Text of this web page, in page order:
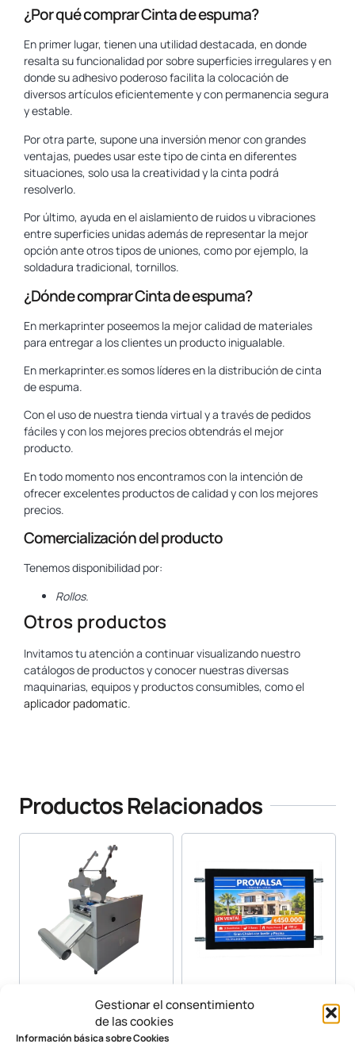
Gestionar el consentimiento
de las cookies
Información básica sobre Cookies
¿Por qué comprar Cinta de espuma?
En primer lugar, tienen una utilidad destacada, en donde
resalta su funcionalidad por sobre superficies irregulares y en
donde su adhesivo poderoso facilita la colocación de
diversos artículos eficientemente y con permanencia segura
y estable.
Por otra parte, supone una inversión menor con grandes
ventajas, puedes usar este tipo de cinta en diferentes
situaciones, solo usa la creatividad y la cinta podrá
resolverlo.
Por último, ayuda en el aislamiento de ruidos u vibraciones
entre superficies unidas además de representar la mejor
opción ante otros tipos de uniones, como por ejemplo, la
soldadura tradicional, tornillos.
¿Dónde comprar Cinta de espuma?
En merkaprinter poseemos la mejor calidad de materiales
para entregar a los clientes un producto inigualable.
En merkaprinter.es somos líderes en la distribución de cinta
de espuma.
Con el uso de nuestra tienda virtual y a través de pedidos
fáciles y con los mejores precios obtendrás el mejor
producto.
En todo momento nos encontramos con la intención de
ofrecer excelentes productos de calidad y con los mejores
precios.
Comercialización del producto
Tenemos disponibilidad por:
Rollos.
Otros productos
Invitamos tu atención a continuar visualizando nuestro
catálogos de productos y conocer nuestras diversas
maquinarias, equipos y productos consumibles, como el
aplicador padomatic.
Productos Relacionados
Laminadora D3A
Marco